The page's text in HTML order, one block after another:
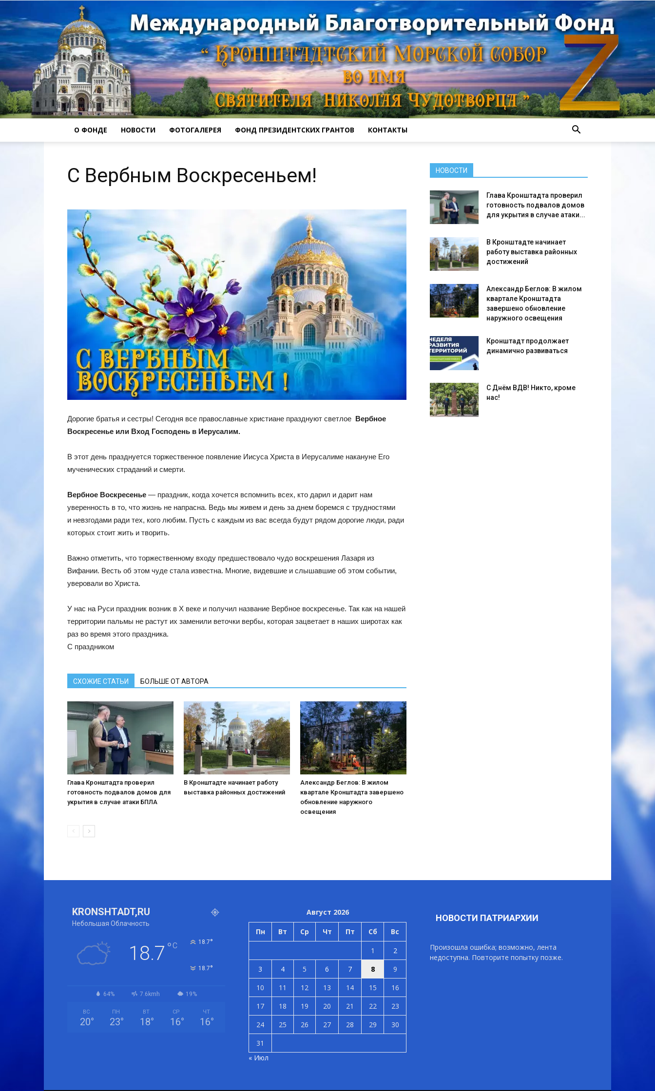
собор
О ФОНДЕ НОВОСТИ ФОТОГАЛЕРЕЯ ФОНД ПРЕЗИДЕНТСКИХ ГРАНТОВ КОНТАКТЫ
С Вербным Воскресеньем!
Дорогие братья и сестры! Сегодня все православные христиане празднуют светлое Вербное
Воскресенье или Вход Господень в Иерусалим.
В этот день празднуется торжественное появление Иисуса Христа в Иерусалиме накануне Его
мученических страданий и смерти.
Вербное Воскресенье — праздник, когда хочется вспомнить всех, кто дарил и дарит нам
уверенность в то, что жизнь не напрасна. Ведь мы живем и день за днем боремся с трудностями
и невзгодами ради тех, кого любим. Пусть с каждым из вас всегда будут рядом дорогие люди, ради
которых стоит жить и творить.
Важно отметить, что торжественному входу предшествовало чудо воскрешения Лазаря из
Вифании. Весть об этом чуде стала известна. Многие, видевшие и слышавшие об этом событии,
уверовали во Христа.
У нас на Руси праздник возник в X веке и получил название Вербное воскресенье. Так как на нашей
территории пальмы не растут их заменили веточки вербы, которая зацветает в наших широтах как
раз во время этого праздника.
С праздником
СХОЖИЕ СТАТЬИ БОЛЬШЕ ОТ АВТОРА
Глава Кронштадта проверил
готовность подвалов домов для
укрытия в случае атаки БПЛА
В Кронштадте начинает работу
выставка районных достижений
Александр Беглов: В жилом
квартале Кронштадта завершено
обновление наружного
освещения
НОВОСТИ
Глава Кронштадта проверил
готовность подвалов домов
для укрытия в случае атаки...
В Кронштадте начинает
работу выставка районных
достижений
Александр Беглов: В жилом
квартале Кронштадта
завершено обновление
наружного освещения
Кронштадт продолжает
динамично развиваться
С Днём ВДВ! Никто, кроме
нас!
KRONSHTADT,RU
Небольшая Облачность
18.7 °C 18.7°
18.7°
64% 7.6kmh 19%
ВС
20°
ПН
23°
ВТ
18°
СР
16°
ЧТ
16°
Август 2026
Пн Вт Ср Чт Пт Сб Вс
1
2
3
4 5 6 7 8
9
10
11 12 13 14 15
16
17
18 19 20 21 22
23
24
25 26 27 28 29
30
31
« Июл
НОВОСТИ ПАТРИАРХИИ
Произошла ошибка; возможно, лента
недоступна. Повторите попытку позже.